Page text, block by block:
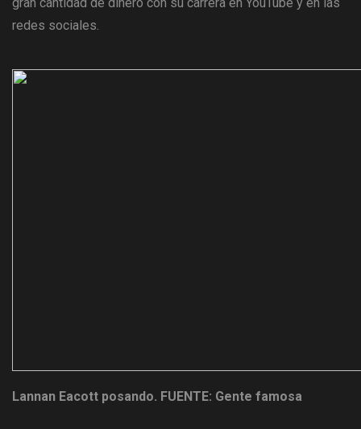
redes sociales.
Lannan Eacott posando. FUENTE: Gente famosa